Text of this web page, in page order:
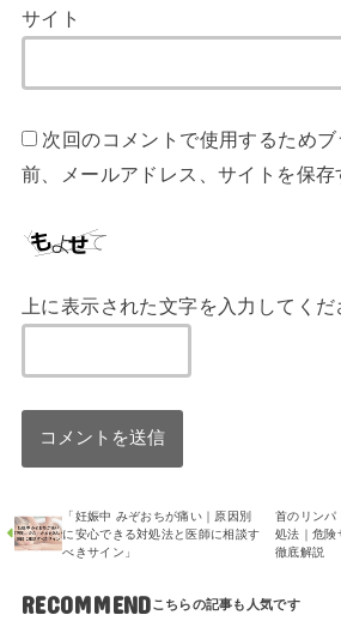
サイト
次回のコメントで使用するため
前、メールアドレス、サイトを保存
上に表示された文字を入力してくだ
「妊娠中 みぞおちが痛い｜原因別
に安心できる対処法と医師に相談す
べきサイン」
首のリンパ
処法｜危険
徹底解説
RECOMMEND